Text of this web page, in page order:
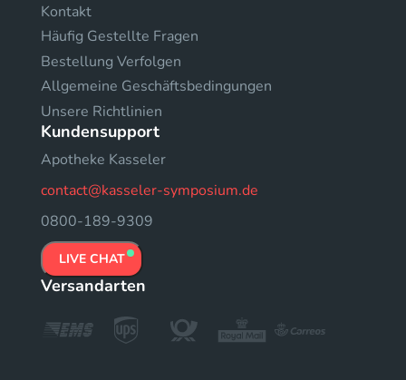
Kontakt
Häufig Gestellte Fragen
Bestellung Verfolgen
Allgemeine Geschäftsbedingungen
Unsere Richtlinien
Kundensupport
Apotheke Kasseler
contact@kasseler-symposium.de
0800-189-9309
LIVE CHAT
Versandarten